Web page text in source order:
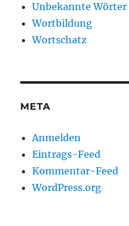
Unbekannte Wörter
Wortbildung
Wortschatz
META
Anmelden
Eintrags-Feed
Kommentar-Feed
WordPress.org